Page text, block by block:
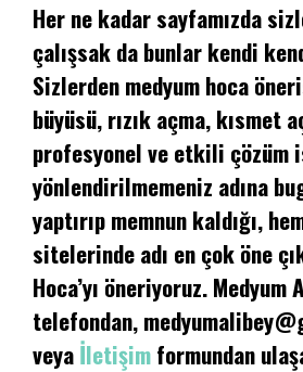
Her ne kadar sayfamızda
çalışsak da bunlar kendi
Sizlerden medyum hoca
büyüsü, rızık açma, kısmet
profesyonel ve etkili çözüm
yönlendirilmemeniz adına
yaptırıp memnun kaldığı,
sitelerinde adı en çok öne
Hoca’yı öneriyoruz.
telefondan,
veyaİletişimformundan